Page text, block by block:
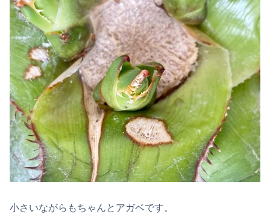
小さいながらもちゃんとアガベです。